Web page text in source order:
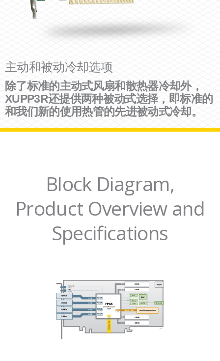
主动和被动冷却选项
除了标准的主动式风扇和散热器冷却外，
XUPP3R还提供两种被动式选择，即标准的
和我们新的使用热管的先进被动式冷却。
Block Diagram,
Product Overview and
Specifications